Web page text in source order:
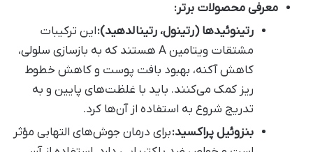
معرفی محصولات برتر:
رتینوئیدها (رتینول، رتینالدهید):این ترکیبات
مشتقات ویتامین A هستند که به بازسازی سلولی،
کاهش آکنه، بهبود بافت پوست و کاهش خطوط
ریز کمک می‌کنند. باید با غلظت‌های پایین و به
تدریج شروع به استفاده از آن‌ها کرد.
بنزوئیل پراکسید:برای درمان جوش‌های التهابی مؤثر